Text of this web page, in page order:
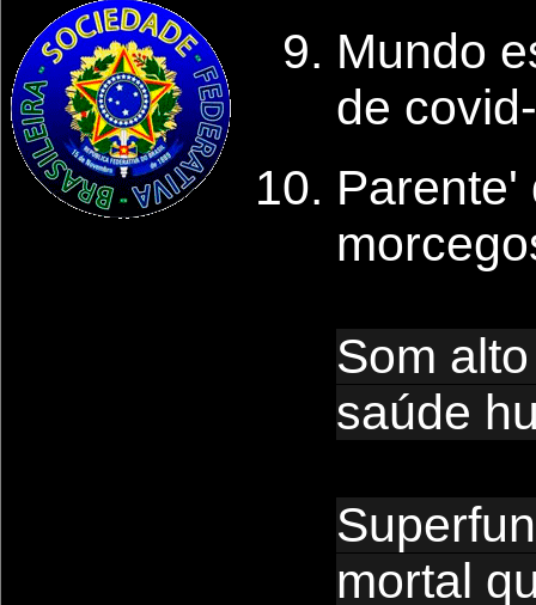
Mundo
de
Parente'
Som
saúde
mortal